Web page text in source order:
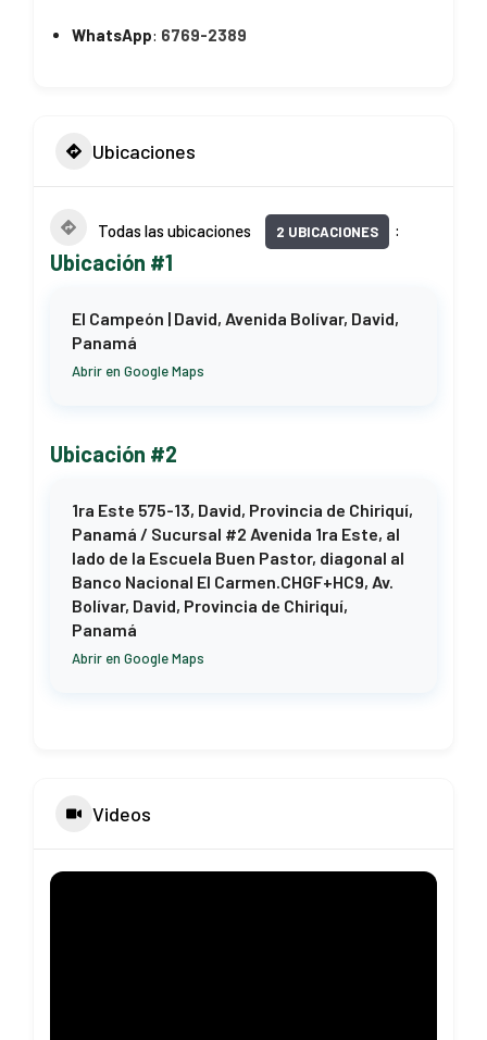
WhatsApp: 6769-2389
Ubicaciones
Todas las ubicaciones 2 UBICACIONES
Ubicación #1
El Campeón | David, Avenida Bolívar, David,
Panamá
Abrir en Google Maps
Ubicación #2
1ra Este 575-13, David, Provincia de Chiriquí,
Panamá / Sucursal #2 Avenida 1ra Este, al
lado de la Escuela Buen Pastor, diagonal al
Banco Nacional El Carmen.CHGF+HC9, Av.
Bolívar, David, Provincia de Chiriquí,
Panamá
Abrir en Google Maps
Videos